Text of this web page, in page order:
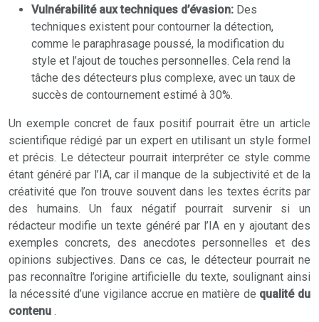
Vulnérabilité aux techniques d’évasion: Des
techniques existent pour contourner la détection,
comme le paraphrasage poussé, la modification du
style et l’ajout de touches personnelles. Cela rend la
tâche des détecteurs plus complexe, avec un taux de
succès de contournement estimé à 30%.
Un exemple concret de faux positif pourrait être un article
scientifique rédigé par un expert en utilisant un style formel
et précis. Le détecteur pourrait interpréter ce style comme
étant généré par l’IA, car il manque de la subjectivité et de la
créativité que l’on trouve souvent dans les textes écrits par
des humains. Un faux négatif pourrait survenir si un
rédacteur modifie un texte généré par l’IA en y ajoutant des
exemples concrets, des anecdotes personnelles et des
opinions subjectives. Dans ce cas, le détecteur pourrait ne
pas reconnaître l’origine artificielle du texte, soulignant ainsi
la nécessité d’une vigilance accrue en matière de qualité du
contenu .